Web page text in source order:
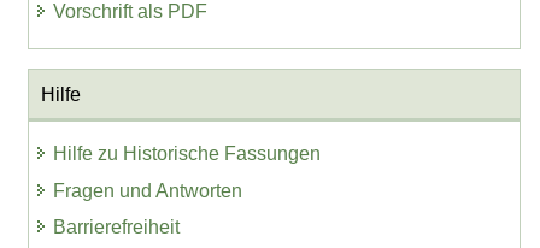
Vorschrift als PDF
Hilfe
Hilfe zu Historische Fassungen
Fragen und Antworten
Barrierefreiheit